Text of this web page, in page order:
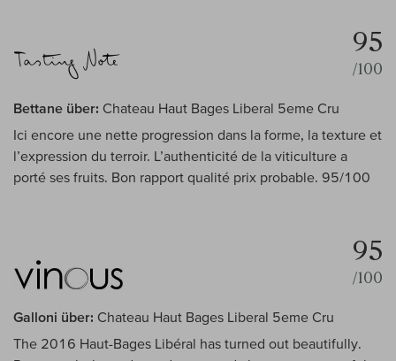
95
/100
Bettane über: Chateau Haut Bages Liberal 5eme Cru
Ici encore une nette progression dans la forme, la texture et
l’expression du terroir. L’authenticité de la viticulture a
porté ses fruits. Bon rapport qualité prix probable. 95/100
95
/100
Galloni über: Chateau Haut Bages Liberal 5eme Cru
The 2016 Haut-Bages Libéral has turned out beautifully.